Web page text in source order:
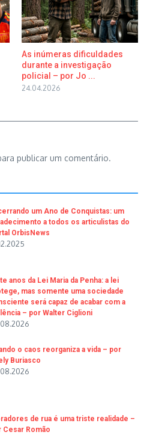
As inúmeras dificuldades
durante a investigação
policial – por Jo ...
24.04.2026
publicar um comentário.
um Ano de Conquistas: um
a todos os articulistas do
OrbisNews
anos da Lei Maria da Penha: a lei
mas somente uma sociedade
será capaz de acabar com a
– por Walter Ciglioni
o caos reorganiza a vida – por
Buriasco
de rua é uma triste realidade –
Cesar Romão